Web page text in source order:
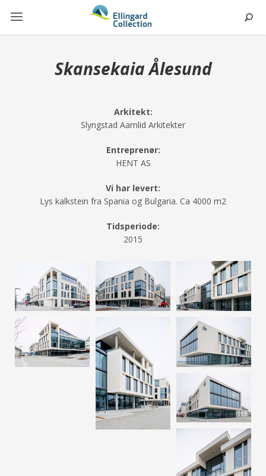
Skansekaia Ålesund
Arkitekt:
Slyngstad Aamlid Arkitekter
Entreprenør:
HENT AS
Vi har levert:
Lys kalkstein fra Spania og Bulgaria. Ca 4000 m2
Tidsperiode:
2015